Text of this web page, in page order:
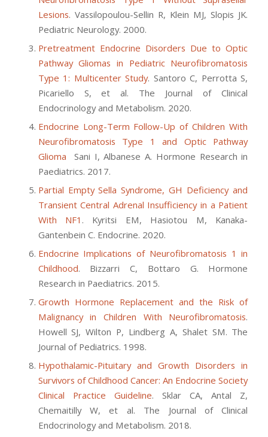
Lesions. Vassilopoulou-Sellin R, Klein MJ, Slopis JK.
Pediatric Neurology. 2000.
Pretreatment Endocrine Disorders Due to Optic
Pathway Gliomas in Pediatric Neurofibromatosis
Type 1: Multicenter Study. Santoro C, Perrotta S,
Picariello S, et al. The Journal of Clinical
Endocrinology and Metabolism. 2020.
Endocrine Long-Term Follow-Up of Children With
Neurofibromatosis Type 1 and Optic Pathway
Glioma Sani I, Albanese A. Hormone Research in
Paediatrics. 2017.
Partial Empty Sella Syndrome, GH Deficiency and
Transient Central Adrenal Insufficiency in a Patient
With NF1 . Kyritsi EM, Hasiotou M, Kanaka-
Gantenbein C. Endocrine. 2020.
Endocrine Implications of Neurofibromatosis 1 in
Childhood. Bizzarri C, Bottaro G. Hormone
Research in Paediatrics. 2015.
Growth Hormone Replacement and the Risk of
Malignancy in Children With Neurofibromatosis.
Howell SJ, Wilton P, Lindberg A, Shalet SM. The
Journal of Pediatrics. 1998.
Hypothalamic-Pituitary and Growth Disorders in
Survivors of Childhood Cancer: An Endocrine Society
Clinical Practice Guideline. Sklar CA, Antal Z,
Chemaitilly W, et al. The Journal of Clinical
Endocrinology and Metabolism. 2018.